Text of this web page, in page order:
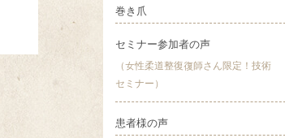
巻き爪
セミナー参加者の声
（女性柔道整復復師さん限定！技術
セミナー）
患者様の声